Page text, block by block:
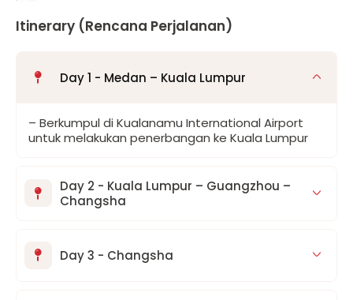
Itinerary (Rencana Perjalanan)
Day 1 - Medan – Kuala Lumpur
– Berkumpul di Kualanamu International Airport
untuk melakukan penerbangan ke Kuala Lumpur
Day 2 - Kuala Lumpur – Guangzhou –
Changsha
Day 3 - Changsha